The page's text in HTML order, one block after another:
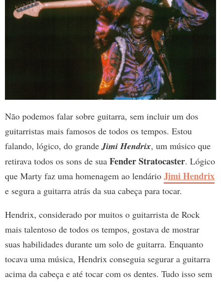
Não podemos falar sobre guitarra, sem incluir um dos
guitarristas mais famosos de todos os tempos. Estou
falando, lógico, do grandeJimi Hendrix, um músico que
retirava todos os sons de sua Fender Stratocaster. Lógico
que Marty faz uma homenagem ao lendário Jimi Hendrix
e segura a guitarra atrás da sua cabeça para tocar.
Hendrix, considerado por muitos o guitarrista de Rock
mais talentoso de todos os tempos, gostava de mostrar
suas habilidades durante um solo de guitarra. Enquanto
tocava uma música, Hendrix conseguia segurar a guitarra
acima da cabeça e até tocar com os dentes. Tudo isso sem